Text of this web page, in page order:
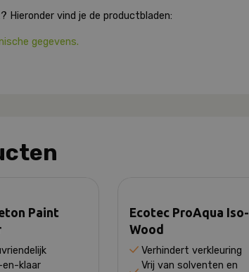
vind je de productbladen:
gegevens.
Paint
en-klaar
Ecotec ProAqua Iso-
Wood
Verhindert verkleuring
Vrij van solventen en